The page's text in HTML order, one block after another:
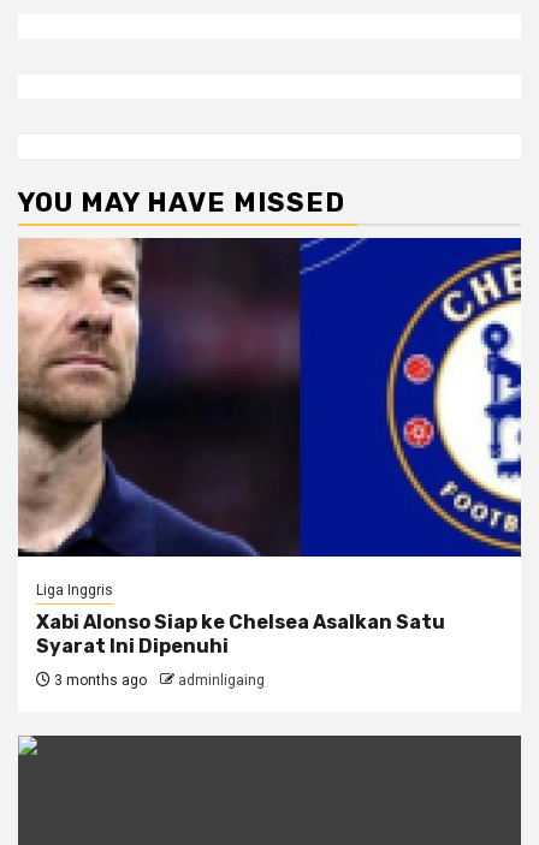
YOU MAY HAVE MISSED
Liga Inggris
Xabi Alonso Siap ke Chelsea Asalkan Satu
Syarat Ini Dipenuhi
3 months ago adminligaing